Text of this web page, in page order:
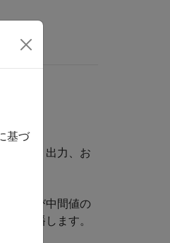
入力、出力、お
および中間値の
に伝播します。
基づ